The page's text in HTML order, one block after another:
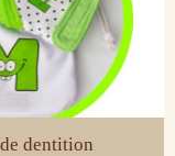
dentition